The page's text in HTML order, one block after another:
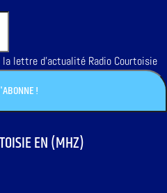
lettre d'actualité Radio Courtoisie
EN (MHZ)